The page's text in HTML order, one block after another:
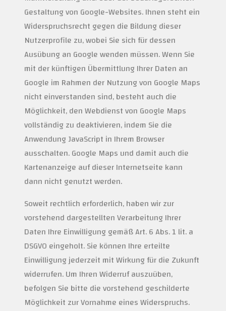
Gestaltung von Google-Websites. Ihnen steht ein
Widerspruchsrecht gegen die Bildung dieser
Nutzerprofile zu, wobei Sie sich für dessen
Ausübung an Google wenden müssen. Wenn Sie
mit der künftigen Übermittlung Ihrer Daten an
Google im Rahmen der Nutzung von Google Maps
nicht einverstanden sind, besteht auch die
Möglichkeit, den Webdienst von Google Maps
vollständig zu deaktivieren, indem Sie die
Anwendung JavaScript in Ihrem Browser
ausschalten. Google Maps und damit auch die
Kartenanzeige auf dieser Internetseite kann
dann nicht genutzt werden.
Soweit rechtlich erforderlich, haben wir zur
vorstehend dargestellten Verarbeitung Ihrer
Daten Ihre Einwilligung gemäß Art. 6 Abs. 1 lit. a
DSGVO eingeholt. Sie können Ihre erteilte
Einwilligung jederzeit mit Wirkung für die Zukunft
widerrufen. Um Ihren Widerruf auszuüben,
befolgen Sie bitte die vorstehend geschilderte
Möglichkeit zur Vornahme eines Widerspruchs.